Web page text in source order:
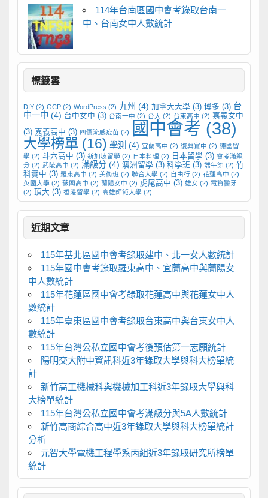
114年台南區國中會考錄取台南一
中、台南女中人數統計
標籤雲
DIY(2) GCP(2) WordPress (2) 九州 (4) 加拿大大學 (3) 博多 (3) 台
中一中 (4) 台中女中 (3) 台南一中 (2) 台大 (2) 台東高中 (2) 嘉義女中
(3) 嘉義高中 (3) 四價流感疫苗 (2) 國中會考 (38)
大學榜單 (16) 學測 (4) 宜蘭高中 (2) 復興實中 (2) 德國留
學 (2) 斗六高中 (3) 新加坡留學 (2) 日本料理 (2) 日本留學 (3) 會考滿級
分(2) 武陵高中 (2) 滿級分(4) 澳洲留學 (3) 科學班 (3) 端午節(2) 竹
科實中 (3) 羅東高中 (2) 美術班 (2) 聯合大學 (2) 自由行(2) 花蓮高中 (2)
英國大學 (2) 薇閣高中 (2) 蘭陽女中 (2) 虎尾高中 (3) 雄女 (2) 電資醫牙
(2) 頂大 (3) 香港留學 (2) 高雄師範大學 (2)
近期文章
115年基北區國中會考錄取建中、北一女人數統計
115年國中會考錄取羅東高中、宜蘭高中與蘭陽女
中人數統計
115年花蓮區國中會考錄取花蓮高中與花蓮女中人
數統計
115年臺東區國中會考錄取台東高中與台東女中人
數統計
115年台灣公私立國中會考後預估第一志願統計
陽明交大附中資訊科近3年錄取大學與科大榜單統
計
新竹高工機械科與機械加工科近3年錄取大學與科
大榜單統計
115年台灣公私立國中會考滿級分與5A人數統計
新竹高商綜合高中近3年錄取大學與科大榜單統計
分析
元智大學電機工程學系丙組近3年錄取研究所榜單
統計